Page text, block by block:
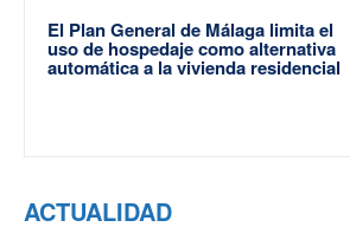
El Plan General de Málaga limita el
uso de hospedaje como alternativa
automática a la vivienda residencial
ACTUALIDAD